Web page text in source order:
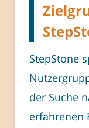
StepStone
der Suche
erfahrenen